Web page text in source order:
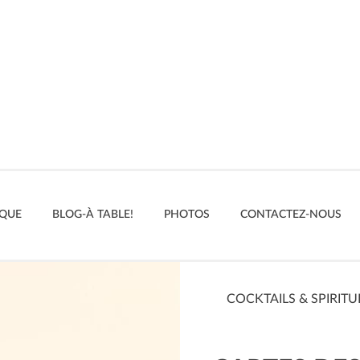
BLOG-À TABLE! PHOTOS CONTACTEZ-NOUS
COCKTAILS &